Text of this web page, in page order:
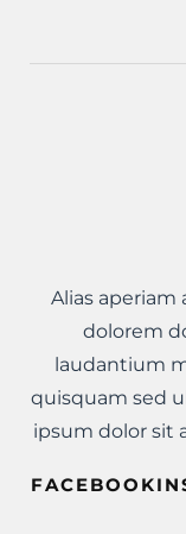
Alias
dolorem
laudantium
quisquam sed
ipsum dolor sit